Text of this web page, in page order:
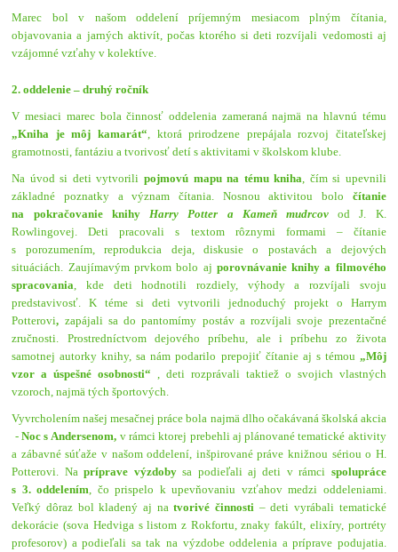
Marec bol v našom oddelení príjemným mesiacom plným čítania,
objavovania a jarných aktivít, počas ktorého si deti rozvíjali vedomosti aj
vzájomné vzťahy v kolektíve.
2. oddelenie – druhý ročník
V mesiaci marec bola činnosť oddelenia zameraná najmä na hlavnú tému
„Kniha je môj kamarát“ , ktorá prirodzene prepájala rozvoj čitateľskej
gramotnosti, fantáziu a tvorivosť detí s aktivitami v školskom klube.
Na úvod si deti vytvorili pojmovú mapu na tému kniha , čím si upevnili
základné poznatky a význam čítania. Nosnou aktivitou bolo čítanie
na pokračovanie knihy Harry Potter a Kameň mudrcovod J. K.
Rowlingovej. Deti pracovali s textom rôznymi formami – čítanie
s porozumením, reprodukcia deja, diskusie o postavách a dejových
situáciách. Zaujímavým prvkom bolo aj porovnávanie knihy a filmového
spracovania , kde deti hodnotili rozdiely, výhody a rozvíjali svoju
predstavivosť. K téme si deti vytvorilijednoduchý projekt o Harrym
Potterovi, zapájali sa dopantomímy postáva rozvíjali svoje prezentačné
zručnosti. Prostredníctvom dejového príbehu, ale i príbehu zo života
samotnej autorky knihy, sa nám podarilo prepojiť čítanie aj s témou „Môj
vzor a úspešné osobnosti“ , deti rozprávali taktiež o svojich vlastných
vzoroch, najmä tých športových.
Vyvrcholením našej mesačnej práce bola najmä dlho očakávaná školská akcia
- Noc s Andersenom, v rámci ktorej prebehli aj plánované tematické aktivity
a zábavné súťaže v našom oddelení, inšpirované práve knižnou sériou o H.
Potterovi. Napríprave výzdobysa podieľali aj deti v rámci spolupráce
s 3. oddelením , čo prispelo k upevňovaniu vzťahov medzi oddeleniami.
Veľký dôraz bol kladený aj natvorivé činnosti – deti vyrábali tematické
dekorácie (sova Hedviga s listom z Rokfortu, znaky fakúlt, elixíry, portréty
profesorov) a podieľali sa tak na výzdobe oddelenia a príprave podujatia.